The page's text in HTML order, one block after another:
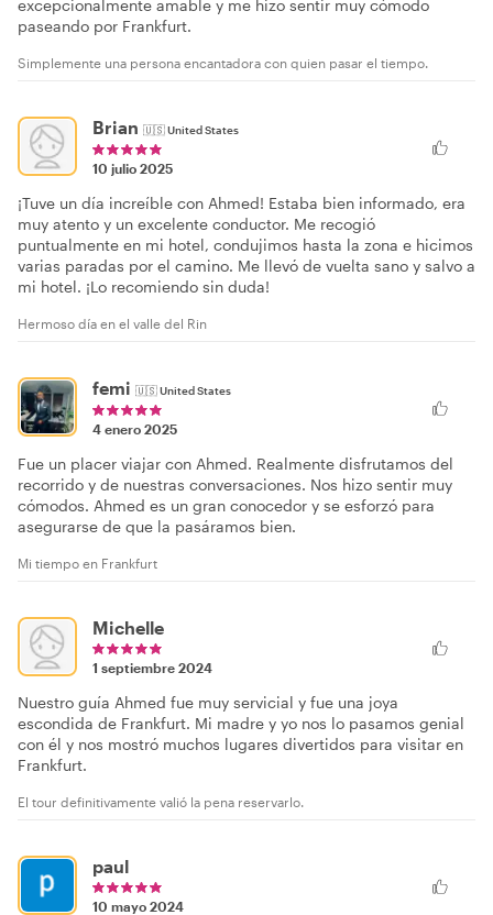
excepcionalmente amable y me hizo sentir muy cómodo
paseando por Frankfurt.
Simplemente una persona encantadora con quien pasar el tiempo.
Brian 🇺🇸United States
10 julio 2025
¡Tuve un día increíble con Ahmed! Estaba bien informado, era
muy atento y un excelente conductor. Me recogió
puntualmente en mi hotel, condujimos hasta la zona e hicimos
varias paradas por el camino. Me llevó de vuelta sano y salvo a
mi hotel. ¡Lo recomiendo sin duda!
Hermoso día en el valle del Rin
femi 🇺🇸United States
4 enero 2025
Fue un placer viajar con Ahmed. Realmente disfrutamos del
recorrido y de nuestras conversaciones. Nos hizo sentir muy
cómodos. Ahmed es un gran conocedor y se esforzó para
asegurarse de que la pasáramos bien.
Mi tiempo en Frankfurt
Michelle
1 septiembre 2024
Nuestro guía Ahmed fue muy servicial y fue una joya
escondida de Frankfurt. Mi madre y yo nos lo pasamos genial
con él y nos mostró muchos lugares divertidos para visitar en
Frankfurt.
El tour definitivamente valió la pena reservarlo.
paul
10 mayo 2024